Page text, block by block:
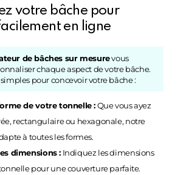
votre bâche pour
en ligne
de bâches sur mesurevous
chaque aspect de votre bâche.
pour concevoir votre bâche :
de votre tonnelle :Que vous ayez
rectangulaire ou hexagonale, notre
à toutes les formes.
dimensions :Indiquez les dimensions
pour une couverture parfaite.